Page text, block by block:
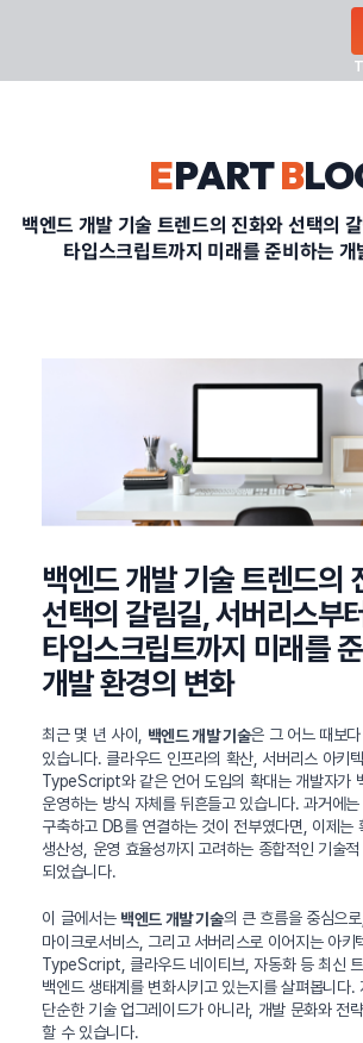
PORTFOLIO
정부지원사업
EPARTB
백엔드 개발 기술 트렌드의 진화와 선택의
타입스크립트까지 미래를 준비하는
백엔드 개발 기술 트렌드의
선택의 갈림길, 서버리스부터
타입스크립트까지 미래를
개발 환경의 변화
최근 몇 년 사이, 백엔드 개발 기술은 그 어느 때보
있습니다. 클라우드 인프라의 확산, 서버리스 아키
TypeScript와 같은 언어 도입의 확대는 개발자가
운영하는 방식 자체를 뒤흔들고 있습니다. 과거에
구축하고 DB를 연결하는 것이 전부였다면, 이제는
생산성, 운영 효율성까지 고려하는 종합적인 기술
되었습니다.
이 글에서는 백엔드 개발 기술의 큰 흐름을 중심으
마이크로서비스, 그리고 서버리스로 이어지는 아키
TypeScript, 클라우드 네이티브, 자동화 등 최신 트
백엔드 생태계를 변화시키고 있는지를 살펴봅니다.
단순한 기술 업그레이드가 아니라, 개발 문화와 전
할 수 있습니다.